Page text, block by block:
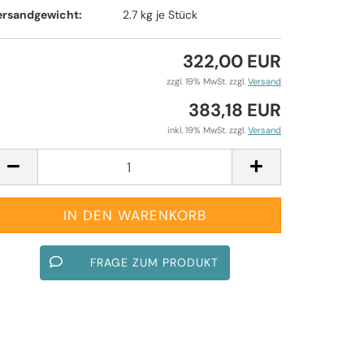
2.7 kg je Stück
322,00 EUR
zzgl. 19% MwSt. zzgl. Versand
383,18 EUR
inkl. 19% MwSt. zzgl. Versand
FRAGE ZUM PRODUKT